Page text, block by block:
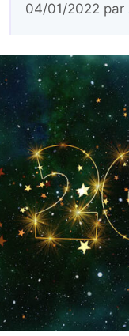
04/01/2022 par